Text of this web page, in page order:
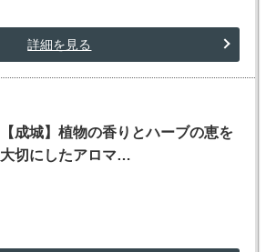
詳細を見る
【成城】植物の香りとハーブの恵を
大切にしたアロマ…